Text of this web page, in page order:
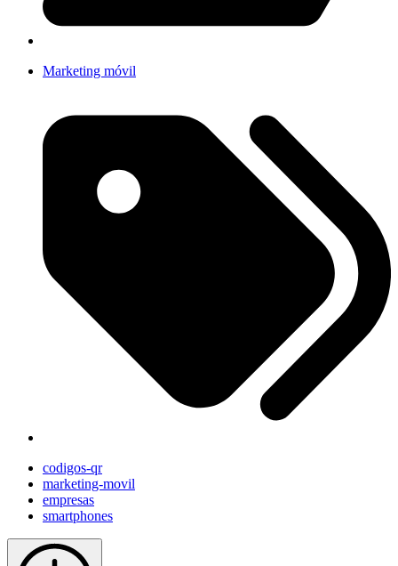
Marketing móvil
codigos-qr
marketing-movil
empresas
smartphones